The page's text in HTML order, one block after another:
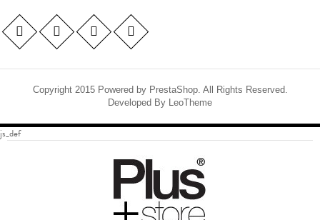
Copyright 2015 Powered by PrestaShop. All Rights Reserved.
Developed By
LeoTheme
js_def